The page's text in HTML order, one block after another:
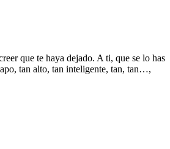
que te haya dejado. A ti, que se lo has
tan alto, tan inteligente, tan, tan…,